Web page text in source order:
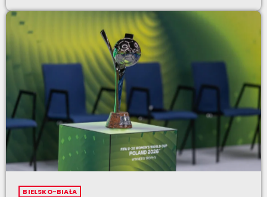
BIELSKO-BIAŁA